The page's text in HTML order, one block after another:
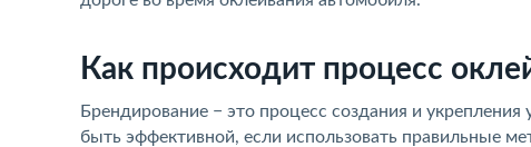
Как происходит процесс
Брендирование − это процесс создания и
быть эффективной, если использовать правильные